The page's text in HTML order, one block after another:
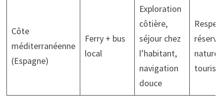
Côte
méditerranéenne
(Espagne)
Ferry + bus
local
Exploration
côtière,
séjour chez
l’habitant,
navigation
douce